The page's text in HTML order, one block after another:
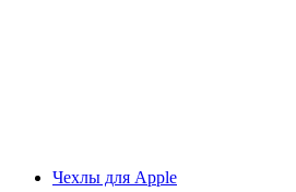
Чехлы для Apple